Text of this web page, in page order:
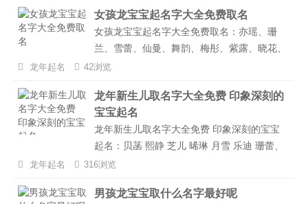
女孩龙宝宝起名字大全免费取名
女孩龙宝宝起名字大全免费取名：亦瑶、珊
兰、雪蕾、仙曼、舞韵、梅彤、紫露、晓花、
凝梦、睿婕、晓玉、雁芸、萱雯、馨影、蓝
寻真、婉兰、绮芙、水碧、韵倩、妮蓝、幽
绿...
龙年起名 42浏览
龙年新生儿取名字大全免费 印象深刻的
宝宝起名
龙年新生儿取名字大全免费 印象深刻的宝宝
起名：贝菡 熙静 芝儿 晞琳 月雪 乐迪 珊蕾、
谷娜 曼茹 月樱 婉静 昕雁 紫玲 佩曼、采沁 忆
霜笑 谷秋 芬佩 雪雨、书雪 惠晴 诗蓝 净尔 菱
龙年起名 316浏览
男孩龙宝宝取什么名字最好呢